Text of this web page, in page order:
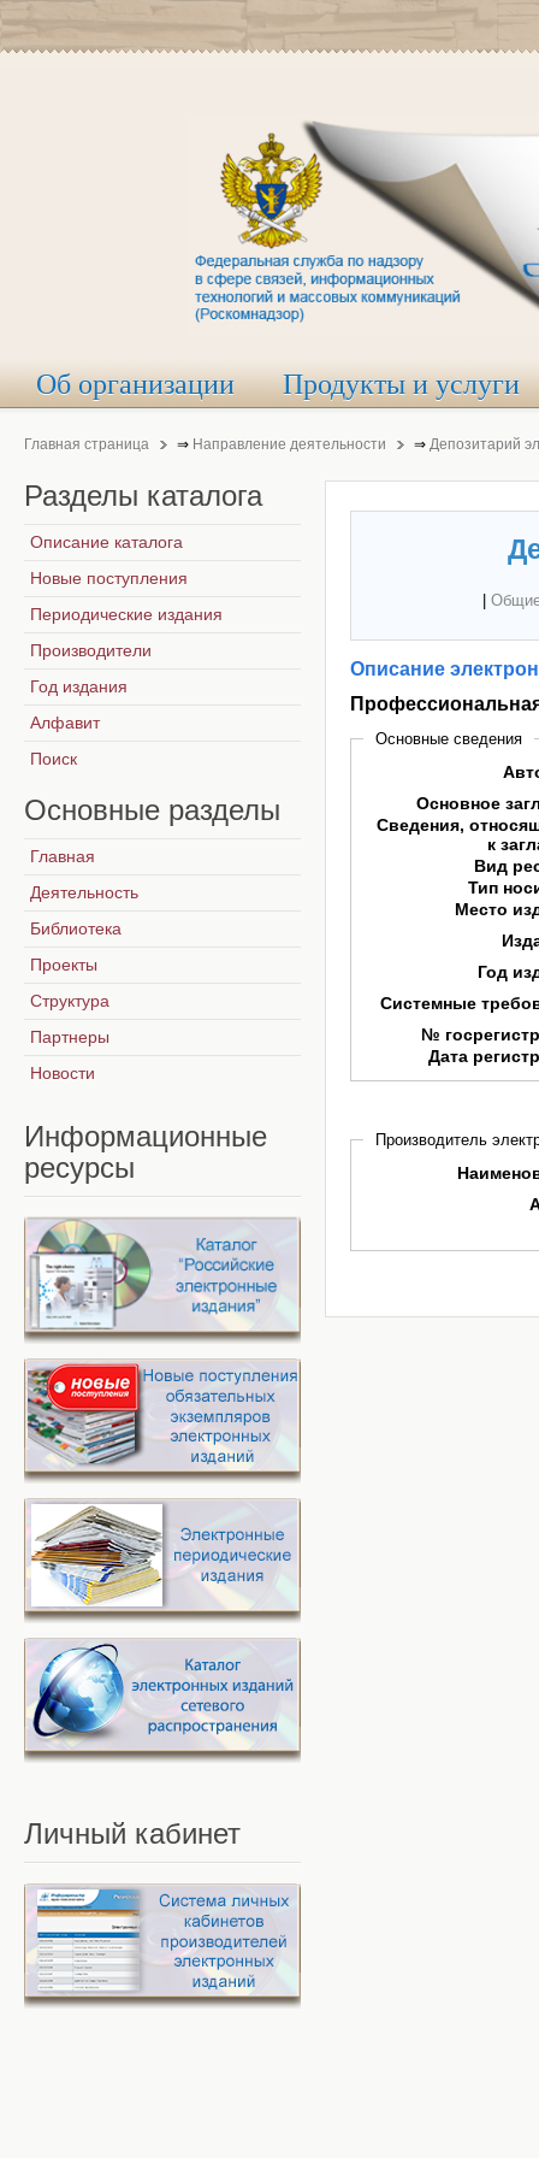
Об организации Продукты и услуги
Главная страница ⇒ Направление деятельности ⇒ Депозитарий
Описание
Основные сведения
Основное
Сведения,
к
Вид
Тип
Место
Год
Системные
№
Дата
Производитель
Разделы каталога
Описание каталога
Новые поступления
Периодические издания
Производители
Год издания
Алфавит
Поиск
Основные разделы
Главная
Деятельность
Библиотека
Проекты
Структура
Партнеры
Новости
Информационные
ресурсы
Личный кабинет